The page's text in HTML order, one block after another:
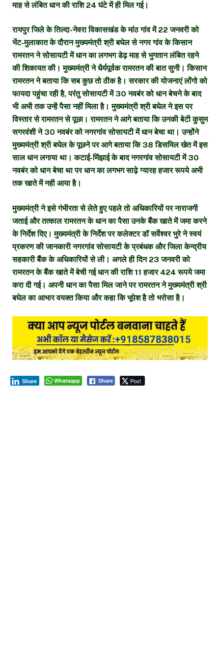
माह से लंबित धान की राशि 24 घंटे में ही मिल गई।
रायपुर जिले के तिल्दा-नेवरा विकासखंड के मांठ गांव में 22 जनवरी को
भेंट-मुलाकात के दौरान मुख्यमंत्री श्री बघेल से नगर गांव के किसान
रामरतन ने सोसायटी में धान का लगभग डेढ़ माह से भुगतान लंबित रहने
की शिकायत की। मुख्यमंत्री ने धैर्यपूर्वक रामरतन की बात सुनी। किसान
रामरतन ने बताया कि सब कुछ तो ठीक है। सरकार की योजनाएं लोंगो को
फायदा पहुंचा रही है, परंतु सोसायटी में 30 नवबंर को धान बेचने के बाद
भी अभी तक उन्हें पैसा नहीं मिला है। मुख्यमंत्री श्री बघेल ने इस पर
विस्तार से रामरतन से पूछा। रामरतन ने आगे बताया कि उनकी बेटी कुसुम
सगरवंशी ने 30 नवबंर को नगरगांव सोसायटी में धान बेचा था। उन्होंने
मुख्यमंत्री श्री बघेल के पूछने पर आगे बताया कि 38 डिसमिल खेत में इस
साल धान लगाया था। कटाई-मिंझाई के बाद नगरगांव सोसायटी में 30
नवबंर को धान बेचा था पर धान का लगभग साढ़े ग्यारह हजार रूपये अभी
तक खाते में नही आया है।
मुख्यमंत्री ने इसे गंभीरता से लेते हुए पहले तो अधिकारियों पर नाराजगी
जताई और तत्काल रामरतन के धान का पैसा उनके बैंक खाते में जमा करने
के निर्देश दिए। मुख्यमंत्री के निर्देश पर कलेक्टर डॉ सर्वेश्वर भुरे ने स्वयं
प्रकरण की जानकारी नगरगांव सोसायटी के प्रबंधक और जिला केन्द्रीय
सहकारी बैंक के अधिकारियों से ली। अगले ही दिन 23 जनवरी को
रामरतन के बैंक खाते में बेची गई धान की राशि 11 हजार 424 रूपये जमा
करा दी गई। अपनी धान का पैसा मिल जाने पर रामरतन ने मुख्यमंत्री श्री
बघेल का आभार वयक्त किया और कहा कि भूपेश है तो भरोसा है।
Whatsapp Share Post
Share